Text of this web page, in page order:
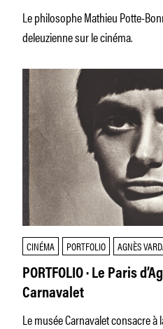
Le philosophe Mathieu Potte-
deleuzienne sur le cinéma.
CINÉMA PORTFOLIO AGNÈS
PORTFOLIO · Le Paris
Carnavalet
Le musée Carnavalet consacre